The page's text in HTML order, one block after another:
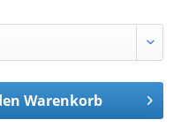
Warenkorb